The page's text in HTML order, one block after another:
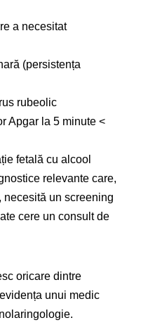
a necesitat
(persistența
rubeolic
Apgar la 5 minute <
fetală cu alcool
relevante care,
un screening
cere un consult de
oricare dintre
unui medic